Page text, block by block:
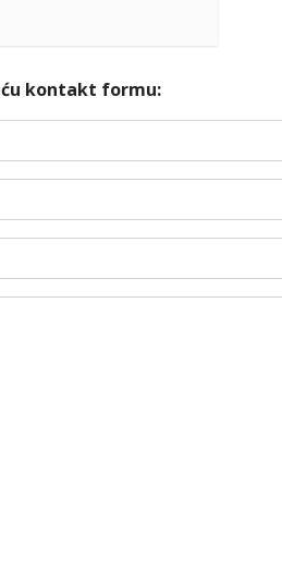
kontakt formu: